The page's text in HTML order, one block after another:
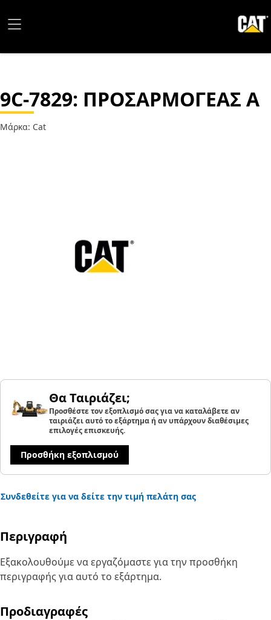
9C-7829: ΠΡΟΣΑΡΜΟΓΕΑΣ Α
Μάρκα: Cat
Θα Ταιριάζει;
Προσθέστε τον εξοπλισμό σας για να καταλάβετε αν
ταιριάζει αυτό το εξάρτημα ή αν υπάρχουν διαθέσιμες
επιλογές επισκευής.
Προσθήκη εξοπλισμού
Συνδεθείτε για να δείτε την τιμή πελάτη σας
Περιγραφή
Εξακολουθούμε να εργαζόμαστε για την προσθήκη
περιγραφής για αυτό το εξάρτημα.
Προδιαγραφές